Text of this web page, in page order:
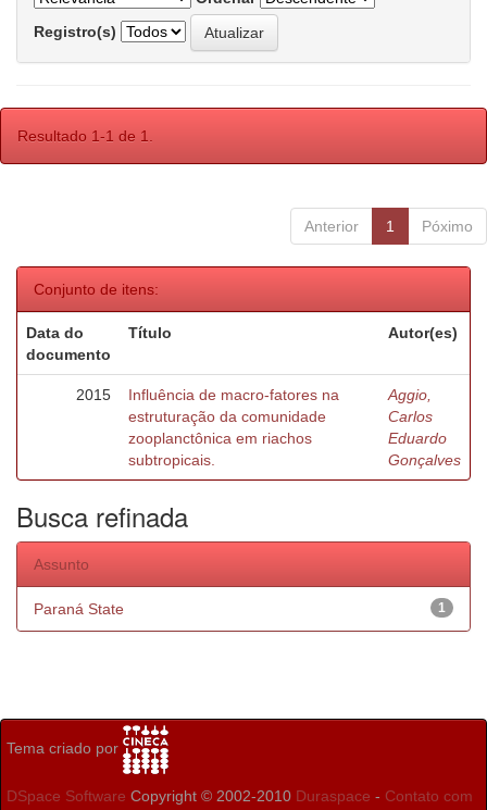
Registro(s)
Resultado 1-1 de 1.
Anterior 1 Póximo
Conjunto de itens:
Data do
documento
Título Autor(es)
2015
Influência de macro-fatores na
estruturação da comunidade
zooplanctônica em riachos
subtropicais.
Aggio,
Carlos
Eduardo
Gonçalves
Busca refinada
Assunto
1
Paraná State
Tema criado por
DSpace Software Copyright © 2002-2010 Duraspace - Contato com